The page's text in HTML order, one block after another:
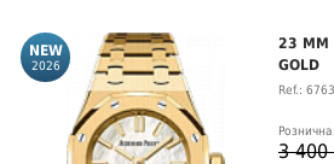
2026
23 MM
GOLD
Ref.:
3 400